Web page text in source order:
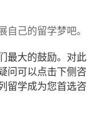
己的留学梦吧。
最大的鼓励。对此
问可以点击下侧咨
留学成为您首选咨